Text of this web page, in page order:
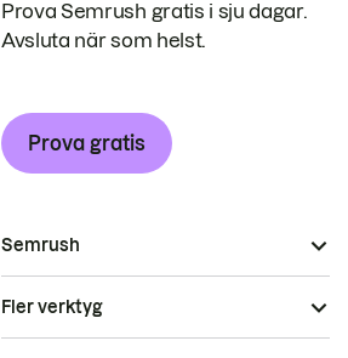
Prova Semrush gratis i sju dagar.
Avsluta när som helst.
Prova gratis
Semrush
Fler verktyg